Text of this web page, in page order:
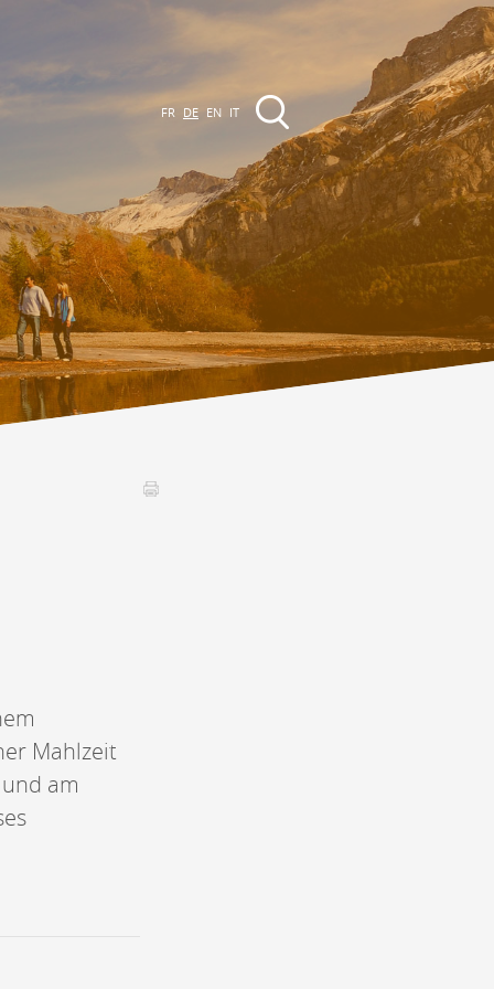
Region
Veranstaltungen
Club Vinum Montis
Assemblées générales & Statuts
et/ou s'inscrire à la newsletter
sur notre newsletter
à idées
FR DE EN IT
Mahlzeit
am